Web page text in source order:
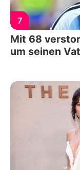
7
Mit 68
um seinen